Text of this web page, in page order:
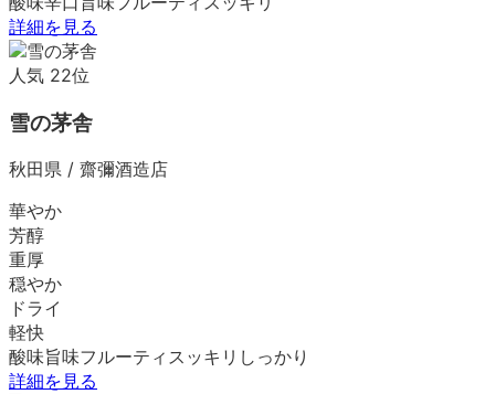
詳細を見る
人気 22位
雪の茅舎
秋田県 / 齋彌酒造店
華やか
芳醇
重厚
穏やか
ドライ
軽快
酸味旨味フルーティ スッキリ しっかり
詳細を見る